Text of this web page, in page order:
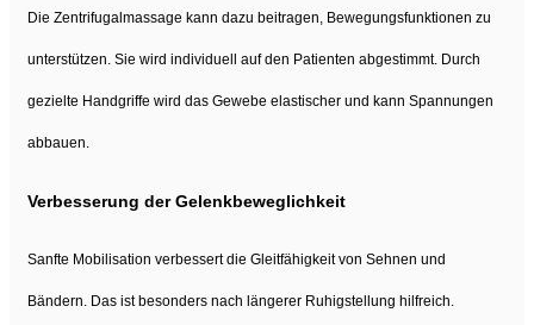
Die Zentrifugalmassage kann dazu beitragen, Bewegungsfunktionen zu
unterstützen. Sie wird individuell auf den Patienten abgestimmt. Durch
gezielte Handgriffe wird das Gewebe elastischer und kann Spannungen
abbauen.
Verbesserung der Gelenkbeweglichkeit
Sanfte Mobilisation verbessert die Gleitfähigkeit von Sehnen und
Bändern. Das ist besonders nach längerer Ruhigstellung hilfreich.